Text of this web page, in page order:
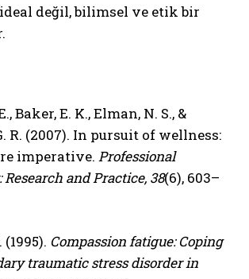
değil, bilimsel ve etik bir
Baker, E. K., Elman, N. S., &
R. (2007). In pursuit of wellness:
imperative. Professional
and Practice, 38(6), 603–
Compassion fatigue: Coping
traumatic stress disorder in